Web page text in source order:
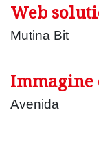
Web
Mutina Bit
Immagine
Avenida